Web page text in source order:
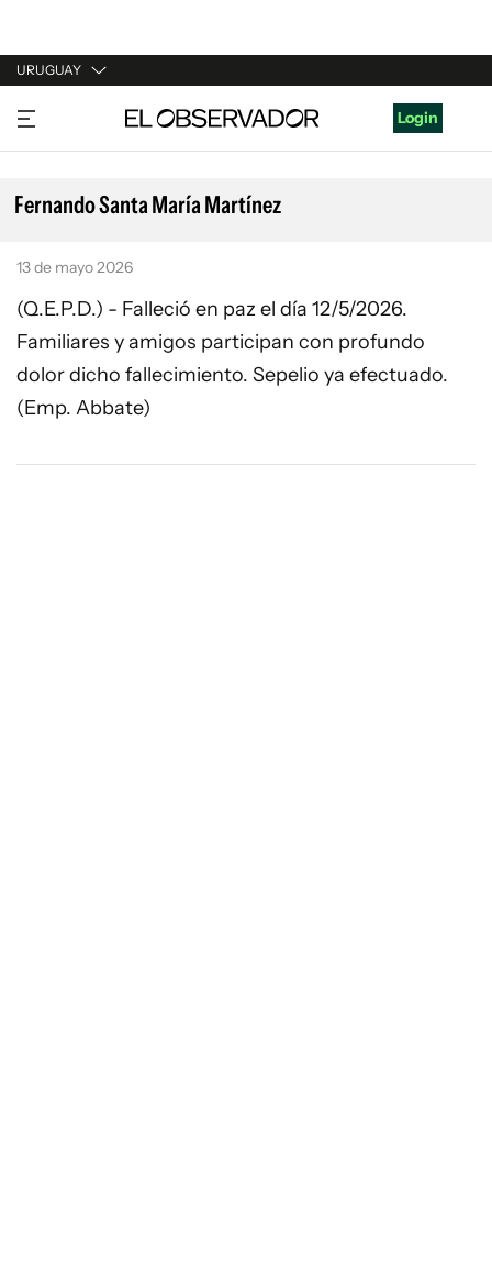
URUGUAY
URUGUAY
ARGENTINA
ESPAÑA
Login
Fernando Santa María Martínez
13 de mayo 2026
(Q.E.P.D.) - Falleció en paz el día 12/5/2026.
Familiares y amigos participan con profundo
dolor dicho fallecimiento. Sepelio ya efectuado.
(Emp. Abbate)